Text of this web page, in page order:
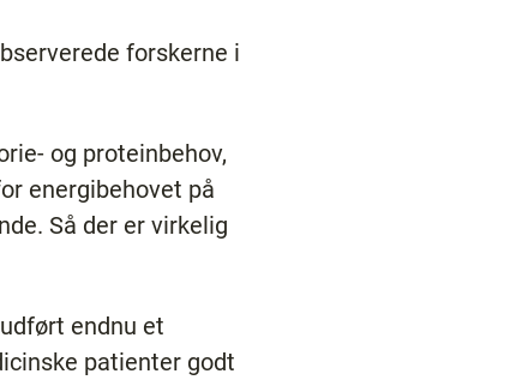
forskerne i
og proteinbehov,
energibehovet på
Så der er virkelig
endnu et
patienter godt